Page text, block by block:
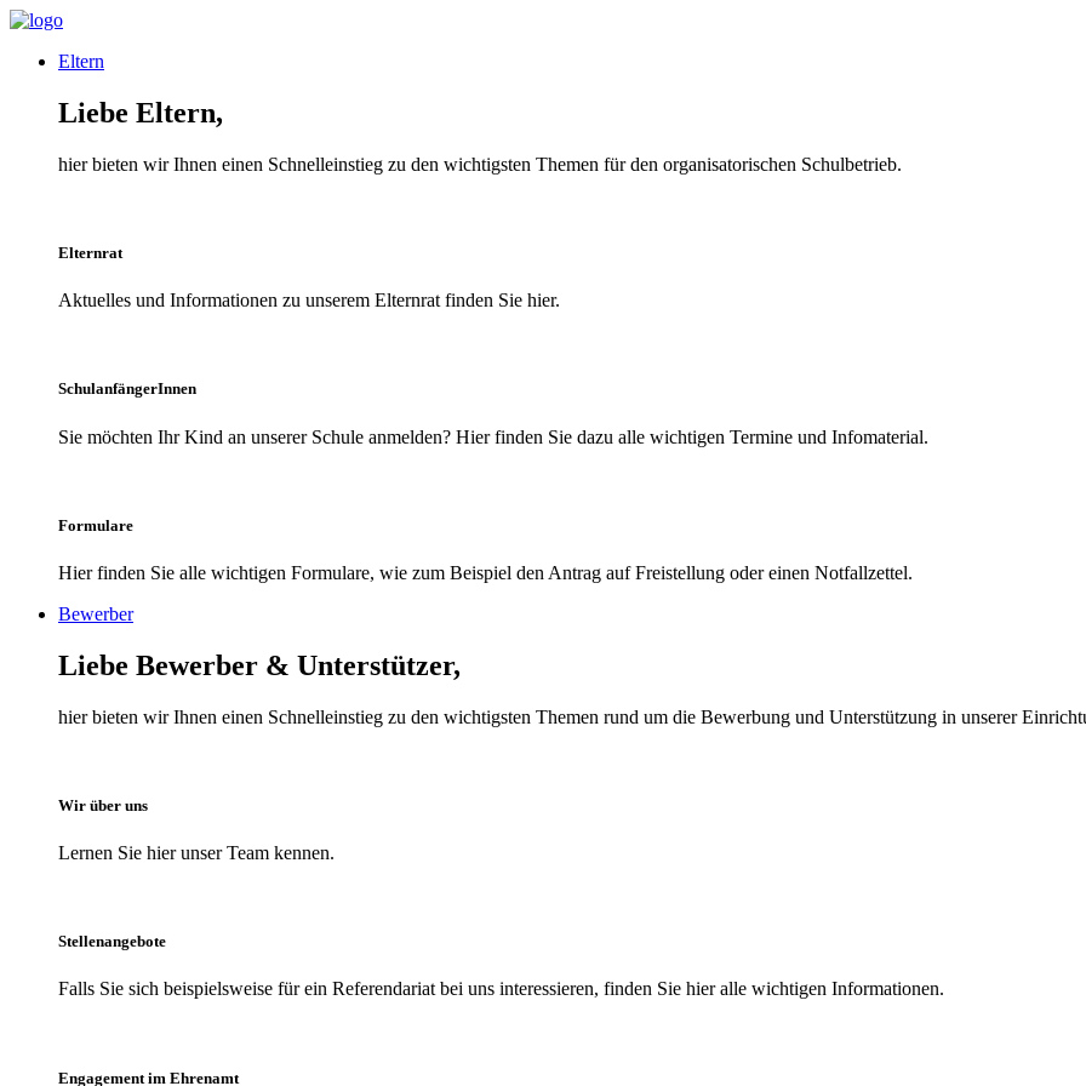
Eltern
Liebe Eltern,
hier bieten wir Ihnen einen Schnelleinstieg zu den wichtigsten Themen für den organisatorischen Schulbetrieb.
Elternrat
Aktuelles und Informationen zu unserem Elternrat finden Sie hier.
SchulanfängerInnen
Sie möchten Ihr Kind an unserer Schule anmelden? Hier finden Sie dazu alle wichtigen Termine und Infomaterial.
Formulare
Hier finden Sie alle wichtigen Formulare, wie zum Beispiel den Antrag auf Freistellung oder einen Notfallzettel.
Bewerber
Liebe Bewerber & Unterstützer,
hier bieten wir Ihnen einen Schnelleinstieg zu den wichtigsten Themen rund um die Bewerbung und Unterstützung in unserer
Wir über uns
Lernen Sie hier unser Team kennen.
Stellenangebote
Falls Sie sich beispielsweise für ein Referendariat bei uns interessieren, finden Sie hier alle wichtigen Informationen.
Engagement im Ehrenamt